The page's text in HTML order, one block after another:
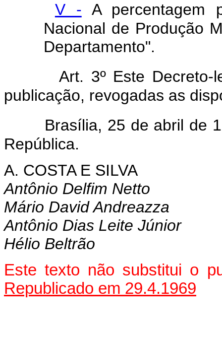
V - A percentagem
Nacional de Produção
Departamento".
Art. 3º Este
publicação, revogadas as
Brasília, 25 de abril de
República.
A. COSTA E SILVA
Antônio Delfim Netto
Mário David Andreazza
Antônio Dias Leite Júnior
Hélio Beltrão
Este texto não substitui o
Republicado em 29.4.1969